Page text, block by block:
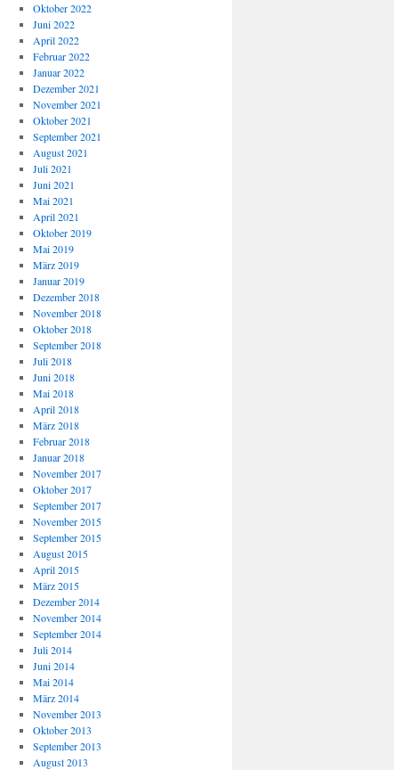
Oktober 2022
Juni 2022
April 2022
Februar 2022
Januar 2022
Dezember 2021
November 2021
Oktober 2021
September 2021
August 2021
Juli 2021
Juni 2021
Mai 2021
April 2021
Oktober 2019
Mai 2019
März 2019
Januar 2019
Dezember 2018
November 2018
Oktober 2018
September 2018
Juli 2018
Juni 2018
Mai 2018
April 2018
März 2018
Februar 2018
Januar 2018
November 2017
Oktober 2017
September 2017
November 2015
September 2015
August 2015
April 2015
März 2015
Dezember 2014
November 2014
September 2014
Juli 2014
Juni 2014
Mai 2014
März 2014
November 2013
Oktober 2013
September 2013
August 2013